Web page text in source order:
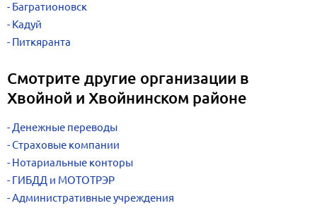
Багратионовск
Кадуй
Питкяранта
Смотрите другие организации в
Хвойной и Хвойнинском районе
Денежные переводы
Страховые компании
Нотариальные конторы
ГИБДД и МОТОТРЭР
Административные учреждения